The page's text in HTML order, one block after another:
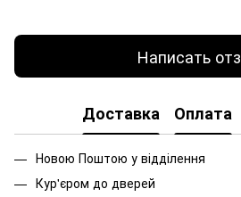
Написать
Доставка Оплата
Новою Поштою у відділення
Кур'єром до дверей